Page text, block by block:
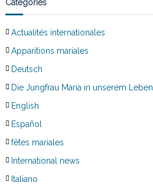
Catégories
Actualités internationales
Apparitions mariales
Deutsch
Die Jungfrau Maria in unserem Leben
English
Español
fêtes mariales
International news
Italiano